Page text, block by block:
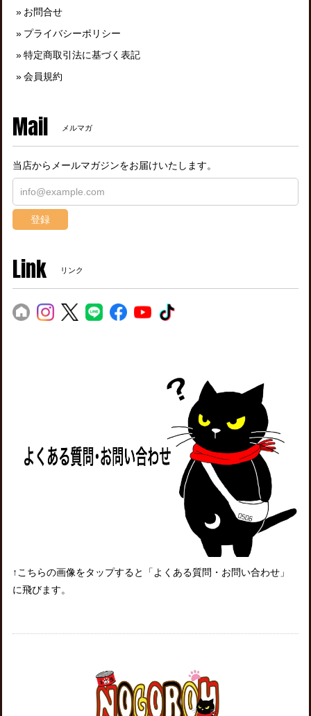
お問合せ
プライバシーポリシー
特定商取引法に基づく表記
会員規約
Mail メルマガ
当店からメールマガジンをお届けいたします。
登録
Link リンク
↑こちらの画像をタップすると「よくある質問・お問い合わせ」
に飛びます。